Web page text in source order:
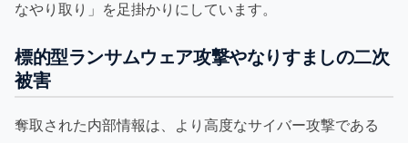
なやり取り」を足掛かりにしています。
標的型ランサムウェア攻撃やなりすましの二次
被害
奪取された内部情報は、より高度なサイバー攻撃である